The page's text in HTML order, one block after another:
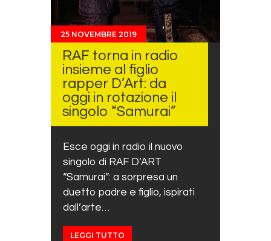
25 NOVEMBRE 2019
RAF torna in radio
insieme al figlio
rapper D’Art: da
oggi in rotazione il
singolo “Samurai”
Esce oggi in radio il nuovo
singolo di RAF D’ART
“Samurai”: a sorpresa un
duetto padre e figlio, ispirati
dall’arte…
LEGGI TUTTO